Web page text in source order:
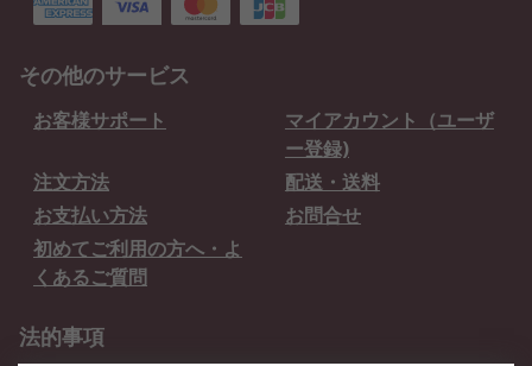
その他のサービス
お客様サポート
マイアカウント（ユーザ
ー登録)
注文方法
配送・送料
お支払い方法
お問合せ
初めてご利用の方へ・よ
くあるご質問
法的事項